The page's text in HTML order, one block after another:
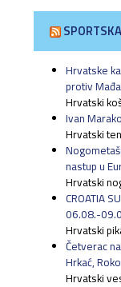
Hrvatske
protiv
Hrvatski
Ivan
Hrvatski
nastup u
Hrvatski
CROATIA
06.08.-
Hrvatski
Četverac
Hrkać,
Hrvatski